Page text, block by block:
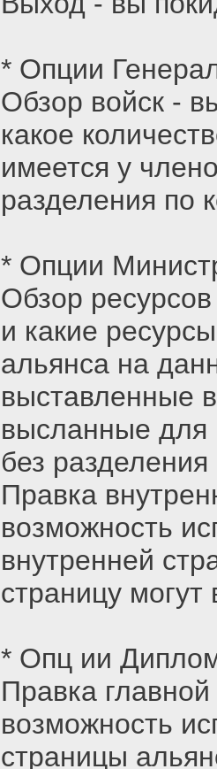
* Опции
Обзор войск -
какое
имеется у
разделения по
* Опции
Обзор
и какие
альянса на
выставленные
высланные для
без
Правка
возможность
внутренней
страницу
* Опц ии
Правка
возможность
страницы